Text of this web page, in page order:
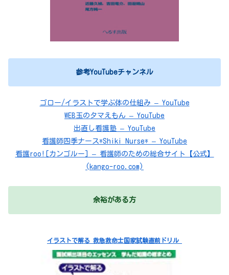
参考YouTubeチャンネル
ゴロー/イラストで学ぶ体の仕組み – YouTube
WEB玉のタマえもん – YouTube
出直し看護塾 – YouTube
看護師四季ナース*Shiki Nurse* – YouTube
看護roo![カンゴルー] – 看護師のための総合サイト【公式】
(kango-roo.com)
余裕がある方
イラストで解る 救急救命士国家試験直前ドリル